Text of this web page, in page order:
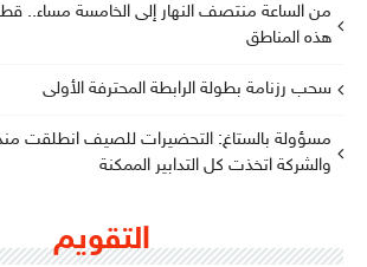
من الساعة منتصف النهار إلى الخامسة مساء..
هذه المناطق
سحب رزنامة بطولة الرابطة المحترفة الأولى
والشركة اتخذت كل التدابير الممكنة
التقويم